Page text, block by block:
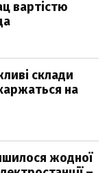
вартістю
склади
на
жодної